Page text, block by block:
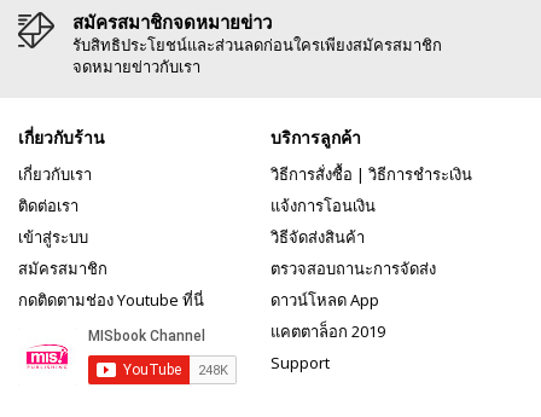
สมัครสมาชิกจดหมายข่าว
รับสิทธิประโยชน์และส่วนลดก่อนใครเพียงสมัครสมาชิก
จดหมายข่าวกับเรา
เกี่ยวกับร้าน
เกี่ยวกับเรา
ติดต่อเรา
เข้าสู่ระบบ
สมัครสมาชิก
กดติดตามช่อง Youtube ที่นี่
บริการลูกค้า
วิธีการสั่งซื้อ | วิธีการชำระเงิน
แจ้งการโอนเงิน
วิธีจัดส่งสินค้า
ตรวจสอบถานะการจัดส่ง
ดาวน์โหลด App
แคตตาล็อก 2019
Support